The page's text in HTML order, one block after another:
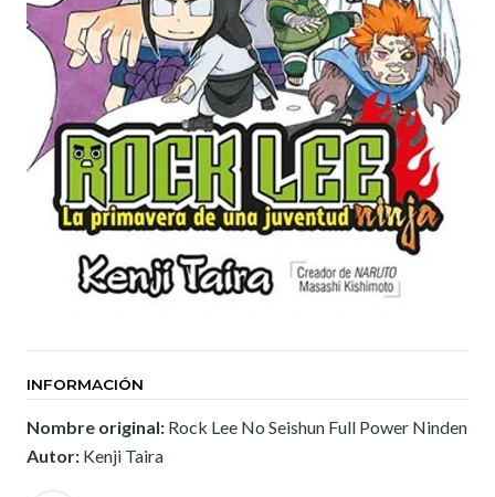
INFORMACIÓN
Nombre original: Rock Lee No Seishun Full Power Ninden
Autor: Kenji Taira